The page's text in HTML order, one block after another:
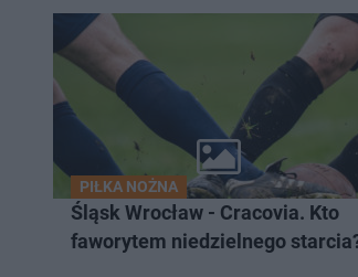
PIŁKA NOŻNA
Śląsk Wrocław - Cracovia. Kto
faworytem niedzielnego